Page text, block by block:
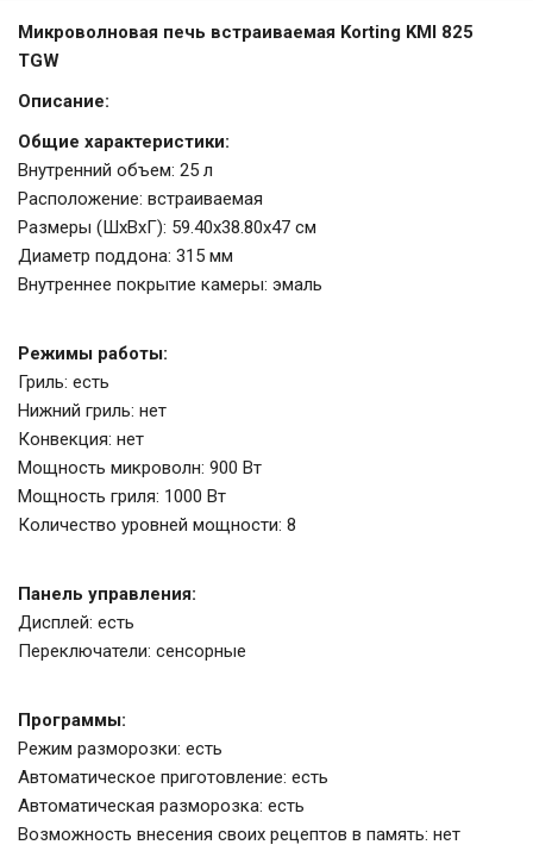
Микроволновая печь встраиваемая Korting KMI 825
TGW
Описание:
Общие характеристики:
Внутренний объем: 25 л
Расположение: встраиваемая
Размеры (ШхВхГ): 59.40x38.80x47 см
Диаметр поддона: 315 мм
Внутреннее покрытие камеры: эмаль
Режимы работы:
Гриль: есть
Нижний гриль: нет
Конвекция: нет
Мощность микроволн: 900 Вт
Мощность гриля: 1000 Вт
Количество уровней мощности: 8
Панель управления:
Дисплей: есть
Переключатели: сенсорные
Программы:
Режим разморозки: есть
Автоматическое приготовление: есть
Автоматическая разморозка: есть
Возможность внесения своих рецептов в память: нет